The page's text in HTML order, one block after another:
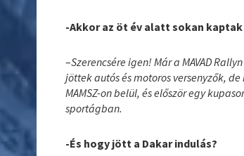
-Akkor az öt év alatt sokan
–Szerencsére igen! Már a MAVAD
jöttek autós és motoros versenyzők,
MAMSZ-on belül, és először egy
sportágban.
-És hogy jött a Dakar indulás?